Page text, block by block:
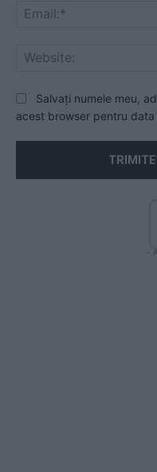
Salvați numele meu,
acest browser pentru
-